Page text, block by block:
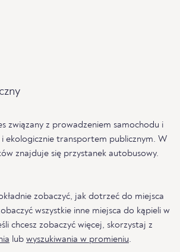
związany z prowadzeniem samochodu i
ekologicznie transportem publicznym. W
znajduje się przystanek autobusowy.
zobaczyć, jak dotrzeć do miejsca
wszystkie inne miejsca do kąpieli w
chcesz zobaczyć więcej, skorzystaj z
lub wyszukiwania w promieniu.